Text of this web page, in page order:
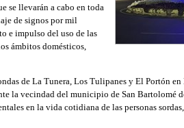
se llevarán a cabo en toda
de signos por mil
e impulso del uso de las
ámbitos domésticos,
de La Tunera, Los Tulipanes y El Portón
la vecindad del municipio de San Bartolomé
en la vida cotidiana de las personas